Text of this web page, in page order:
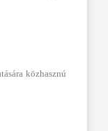
közhasznú